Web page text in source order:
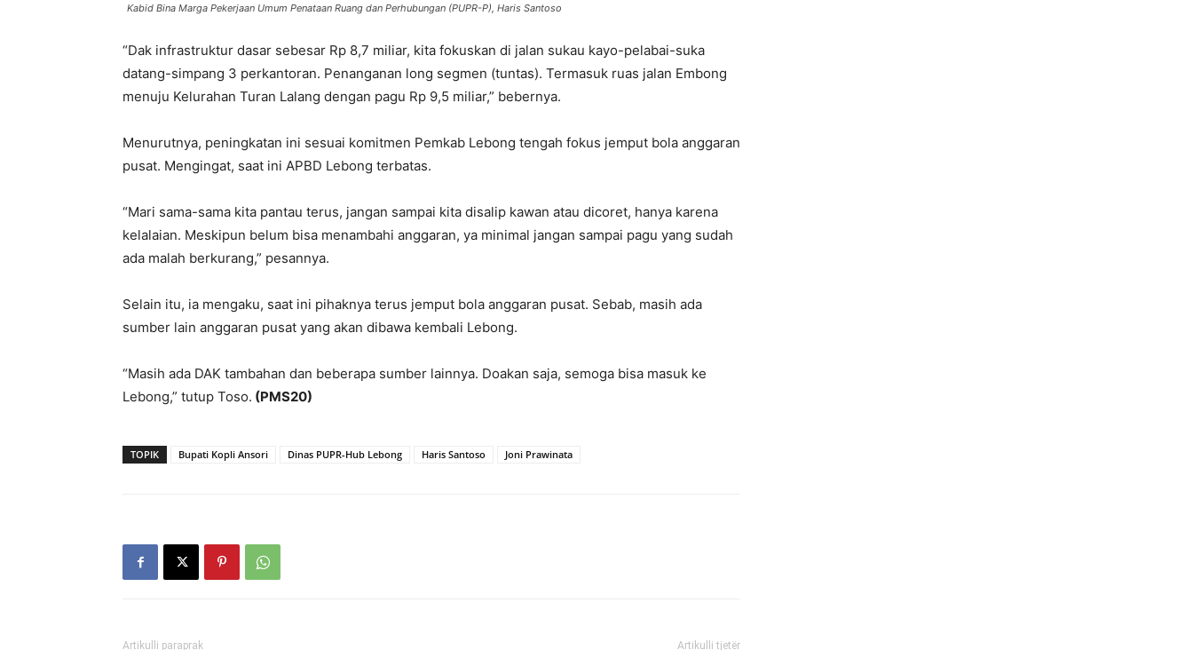
Kabid Bina Marga Pekerjaan Umum Penataan Ruang dan Perhubungan (PUPR-P), Haris Santoso
“Dak infrastruktur dasar sebesar Rp 8,7 miliar, kita fokuskan di jalan sukau kayo-pelabai-suka
datang-simpang 3 perkantoran. Penanganan long segmen (tuntas). Termasuk ruas jalan Embong
menuju Kelurahan Turan Lalang dengan pagu Rp 9,5 miliar,” bebernya.
Menurutnya, peningkatan ini sesuai komitmen Pemkab Lebong tengah fokus jemput bola anggaran
pusat. Mengingat, saat ini APBD Lebong terbatas.
“Mari sama-sama kita pantau terus, jangan sampai kita disalip kawan atau dicoret, hanya karena
kelalaian. Meskipun belum bisa menambahi anggaran, ya minimal jangan sampai pagu yang sudah
ada malah berkurang,” pesannya.
Selain itu, ia mengaku, saat ini pihaknya terus jemput bola anggaran pusat. Sebab, masih ada
sumber lain anggaran pusat yang akan dibawa kembali Lebong.
“Masih ada DAK tambahan dan beberapa sumber lainnya. Doakan saja, semoga bisa masuk ke
Lebong,” tutup Toso. (PMS20)
TOPIK Bupati Kopli Ansori Dinas PUPR-Hub Lebong Haris Santoso Joni Prawinata
Artikulli paraprak Artikulli tjetër